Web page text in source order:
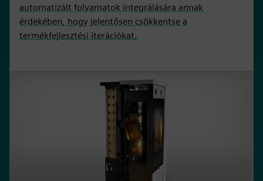
automatizált folyamatok integrálására annak
érdekében, hogy jelentősen csökkentse a
termékfejlesztési iterációkat.